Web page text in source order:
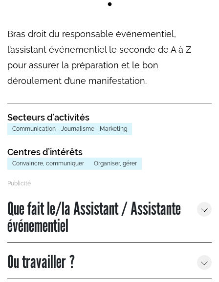
Bras droit du responsable événementiel,
l’assistant événementiel le seconde de A à Z
pour assurer la préparation et le bon
déroulement d’une manifestation.
Secteurs d’activités
Communication - Journalisme - Marketing
Centres d’intérêts
Convaincre, communiquer Organiser, gérer
Que fait le/la Assistant / Assistante
événementiel
Ou travailler ?